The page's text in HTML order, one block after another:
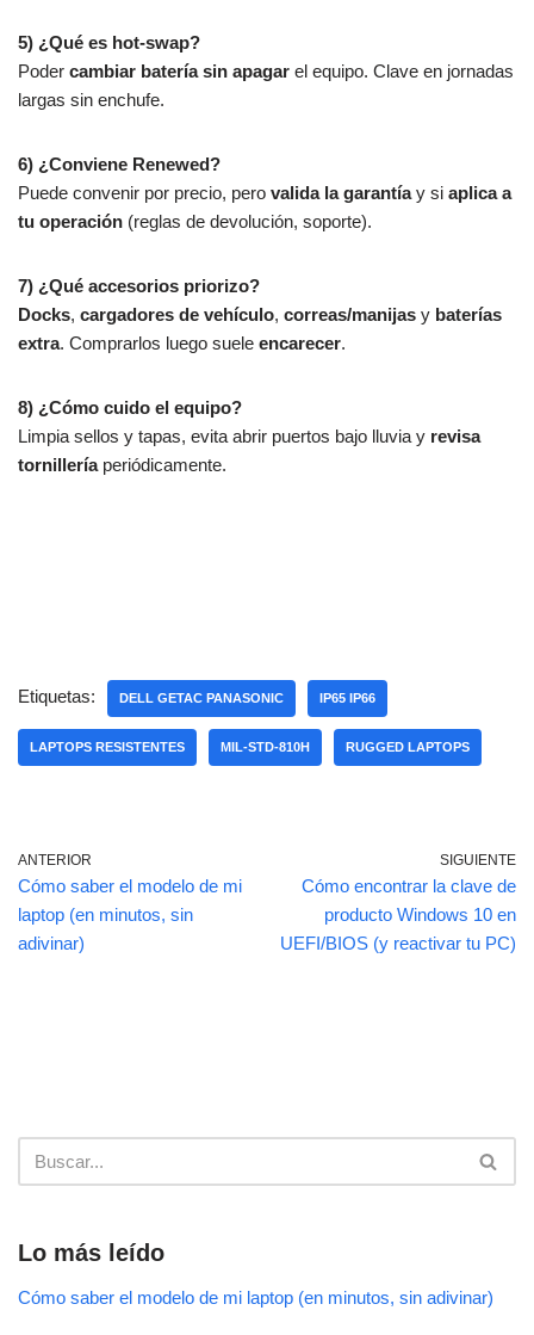
5) ¿Qué es hot-swap?
Poder cambiar batería sin apagar el equipo. Clave en jornadas
largas sin enchufe.
6) ¿Conviene Renewed?
Puede convenir por precio, pero valida la garantíay si aplica a
tu operación (reglas de devolución, soporte).
7) ¿Qué accesorios priorizo?
Docks, cargadores de vehículo, correas/manijas y baterías
extra. Comprarlos luego suele encarecer.
8) ¿Cómo cuido el equipo?
Limpia sellos y tapas, evita abrir puertos bajo lluvia y revisa
tornilleríaperiódicamente.
Etiquetas: DELL GETAC PANASONIC IP65 IP66
LAPTOPS RESISTENTES MIL-STD-810H RUGGED LAPTOPS
ANTERIOR
Cómo saber el modelo de mi
laptop (en minutos, sin
adivinar)
SIGUIENTE
Cómo encontrar la clave de
producto Windows 10 en
UEFI/BIOS (y reactivar tu PC)
Lo más leído
Cómo saber el modelo de mi laptop (en minutos, sin adivinar)